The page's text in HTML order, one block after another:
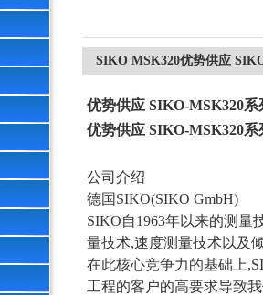
SIKO MSK320优势供应
优势供应 SIKO-MSK320
优势供应 SIKO-MSK320
公司介绍
德国 SIKO(SIKO GmbH)
SIKO自1963年以来的测量
量技术,速度测量技术以及
在此核心竞争力的基础上
工程的客户的高要求导致